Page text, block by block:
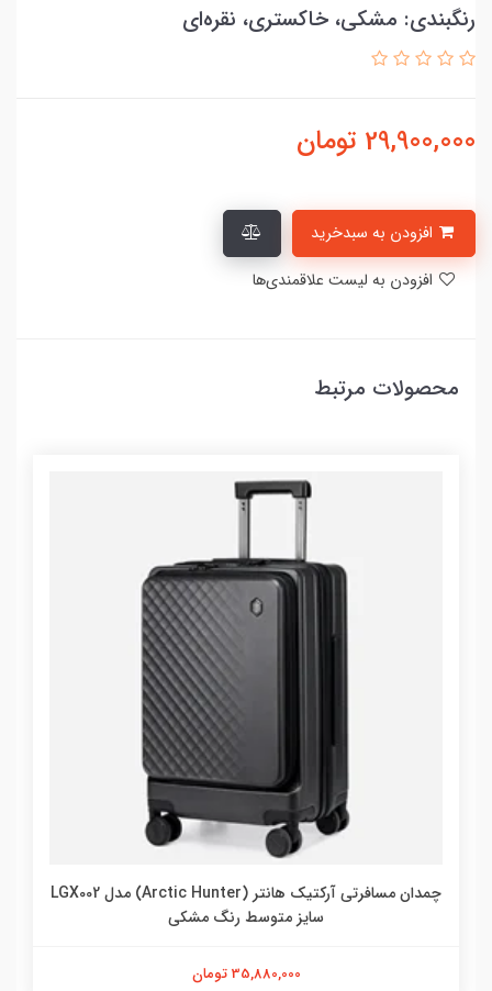
رنگبندی: مشکی، خاکستری، نقره‌ای
29,900,000 تومان
محصولات مرتبط
چمدان مسافرتی آرکتیک هانتر (Arctic Hunter) مدل LGX002
سایز متوسط رنگ مشکی
35,880,000 تومان